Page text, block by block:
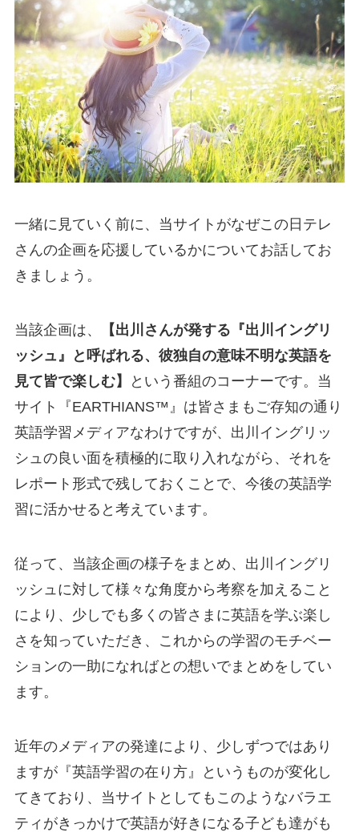
一緒に見ていく前に、当サイトがなぜこの日テレ
さんの企画を応援しているかについてお話してお
きましょう。
当該企画は、
【出川さんが発する『出川イングリ
ッシュ』と呼ばれる、彼独自の意味不明な英語を
見て皆で楽しむ】
という番組のコーナーです。当
サイト『EARTHIANS™』は皆さまもご存知の通り
英語学習メディアなわけですが、 出川イングリッ
シュの良い面を積極的に取り入れながら、それを
レポート形式で残しておくことで、今後の英語学
習に活かせると考えています。
従って、当該企画の様子をまとめ、出川イングリ
ッシュに対して様々な角度から考察を加えること
により、少しでも多くの皆さまに英語を学ぶ楽し
さを知っていただき、これからの学習のモチベー
ションの一助になればとの想いでまとめをしてい
ます。
近年のメディアの発達により、少しずつではあり
ますが『英語学習の在り方』というものが変化し
てきており、 当サイトとしてもこのようなバラエ
ティがきっかけで英語が好きになる子ども達がも